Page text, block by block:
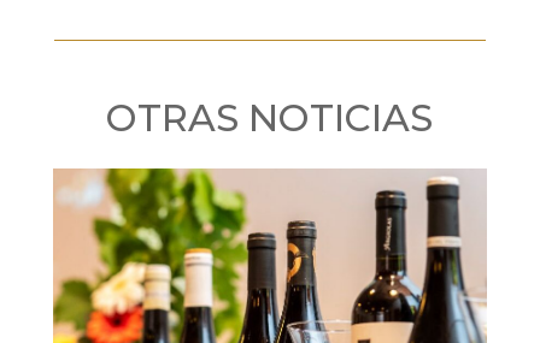
OTRAS NOTICIAS